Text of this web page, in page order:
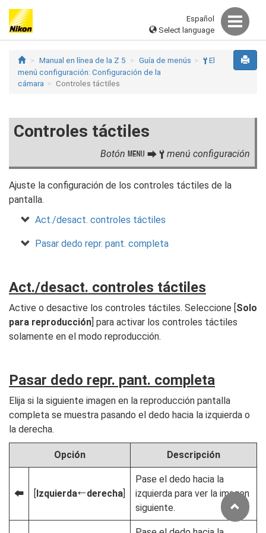
Español
Select language
Manual en línea de la Z 5 Guía de menús B El
menú configuración: Configuración de la
cámara
Controles táctiles
Controles táctiles
Botón G U B menú configuración
Ajuste la configuración de los controles táctiles de la
pantalla.
Act./desact. controles táctiles
Pasar dedo repr. pant. completa
Act./desact. controles táctiles
Active o desactive los controles táctiles. Seleccione [Solo
para reproducción] para activar los controles táctiles
solamente en el modo reproducción.
Pasar dedo repr. pant. completa
Elija si la siguiente imagen en la reproducción pantalla
completa se muestra pasando el dedo hacia la izquierda o
la derecha.
Opción Descripción
S [IzquierdaUderecha]
Pase el dedo hacia la
izquierda para ver la imagen
siguiente.